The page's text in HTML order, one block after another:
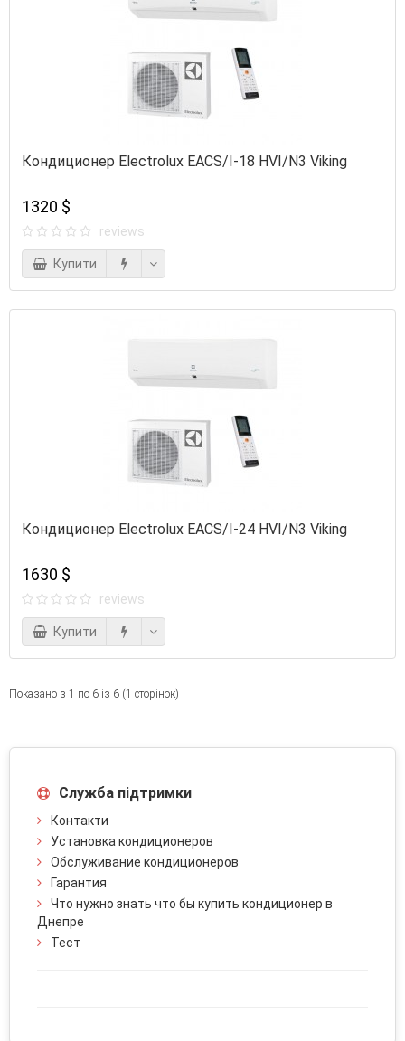
Кондиционер Electrolux EACS/I-18 HVI/N3 Viking
1320 $
reviews
Купити
Кондиционер Electrolux EACS/I-24 HVI/N3 Viking
1630 $
reviews
Купити
Показано з 1 по 6 із 6 (1 сторінок)
Служба підтримки
Контакти
Установка кондиционеров
Обслуживание кондиционеров
Гарантия
Что нужно знать что бы купить кондиционер в
Днепре
Тест